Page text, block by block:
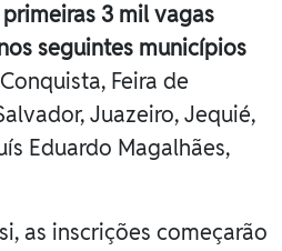
primeiras 3 mil vagas
seguintes municípios
Feira de
Juazeiro, Jequié,
Eduardo Magalhães,
as inscrições começarão